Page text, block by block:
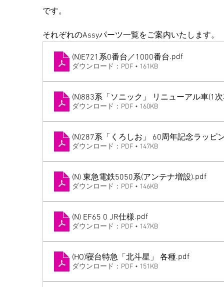
です。
それぞれのAssyパーツ一覧をご案内いたします。
(N)E721系0番台／1000番台.pdf
ダウンロード：PDF • 161KB
(N)883系「ソニック」 リニューアル車(1
ダウンロード：PDF • 160KB
(N)287系「くろしお」 60周年記念ラッピ
ダウンロード：PDF • 147KB
(N) 東急電鉄5050系(アンテナ増設).pdf
ダウンロード：PDF • 146KB
(N) EF65 0 JR仕様.pdf
ダウンロード：PDF • 147KB
(HO)寝台特急「北斗星」 各種.pdf
ダウンロード：PDF • 151KB